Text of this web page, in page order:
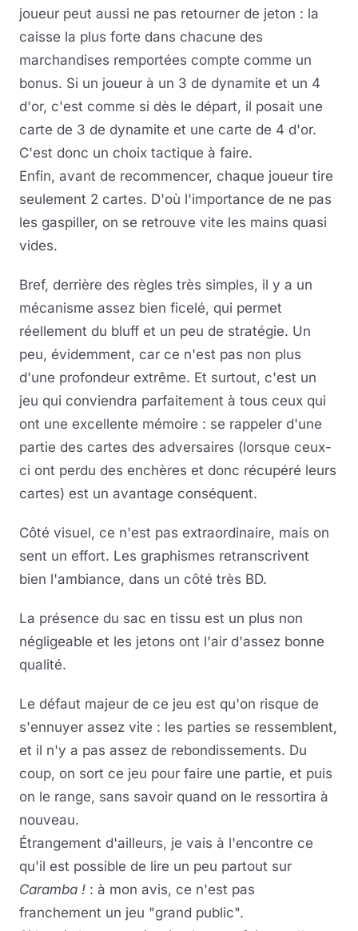
joueur peut aussi ne pas retourner de jeton : la
caisse la plus forte dans chacune des
marchandises remportées compte comme un
bonus. Si un joueur à un 3 de dynamite et un 4
d'or, c'est comme si dès le départ, il posait une
carte de 3 de dynamite et une carte de 4 d'or.
C'est donc un choix tactique à faire.
Enfin, avant de recommencer, chaque joueur tire
seulement 2 cartes. D'où l'importance de ne pas
les gaspiller, on se retrouve vite les mains quasi
vides.
Bref, derrière des règles très simples, il y a un
mécanisme assez bien ficelé, qui permet
réellement du bluff et un peu de stratégie. Un
peu, évidemment, car ce n'est pas non plus
d'une profondeur extrême. Et surtout, c'est un
jeu qui conviendra parfaitement à tous ceux qui
ont une excellente mémoire : se rappeler d'une
partie des cartes des adversaires (lorsque ceux-
ci ont perdu des enchères et donc récupéré leurs
cartes) est un avantage conséquent.
Côté visuel, ce n'est pas extraordinaire, mais on
sent un effort. Les graphismes retranscrivent
bien l'ambiance, dans un côté très BD.
La présence du sac en tissu est un plus non
négligeable et les jetons ont l'air d'assez bonne
qualité.
Le défaut majeur de ce jeu est qu'on risque de
s'ennuyer assez vite : les parties se ressemblent,
et il n'y a pas assez de rebondissements. Du
coup, on sort ce jeu pour faire une partie, et puis
on le range, sans savoir quand on le ressortira à
nouveau.
Étrangement d'ailleurs, je vais à l'encontre ce
qu'il est possible de lire un peu partout sur
Caramba ! : à mon avis, ce n'est pas
franchement un jeu "grand public".